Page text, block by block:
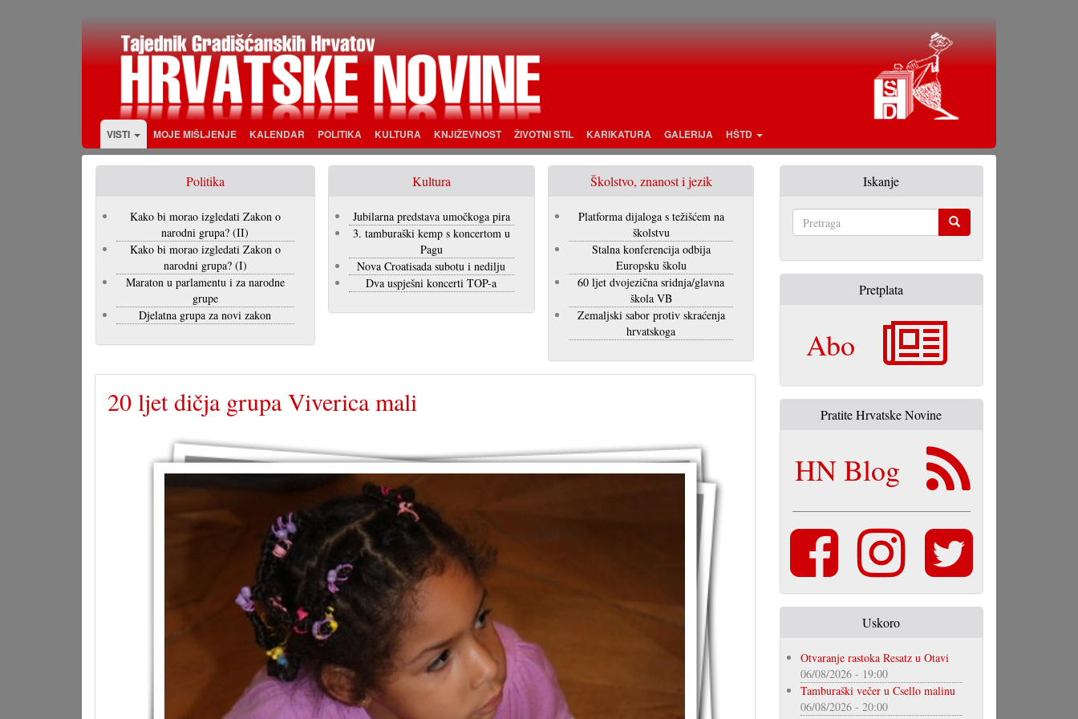
VISTI MOJE MIŠLJENJE KALENDAR POLITIKA KULTURA KNJIŽEVNOST ŽIVOTNI STIL KARIKATURA GALERIJA HŠTD
Politika
Kako bi morao izgledati Zakon o
narodni grupa? (II)
Kako bi morao izgledati Zakon o
narodni grupa? (I)
Maraton u parlamentu i za narodne
grupe
Djelatna grupa za novi zakon
Kultura
Jubilarna predstava umočkoga pira
3. tamburaški kemp s koncertom u
Pagu
Nova Croatisada subotu i nedilju
Dva uspješni koncerti TOP-a
Školstvo, znanost i jezik
Platforma dijaloga s težišćem na
školstvu
Stalna konferencija odbija
Europsku školu
60 ljet dvojezična sridnja/glavna
škola VB
Zemaljski sabor protiv skraćenja
hrvatskoga
20 ljet dičja grupa Viverica mali
Iskanje
Pretplata
Abo
Pratite Hrvatske Novine
HN Blog
Uskoro
Otvaranje rastoka Resatz u Otavi
06/08/2026 - 19:00
Tamburaški večer u Csello malinu
06/08/2026 - 20:00